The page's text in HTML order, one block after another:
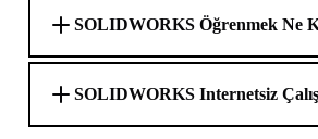
SOLIDWORKS Öğrenmek Ne
SOLIDWORKS Internetsiz